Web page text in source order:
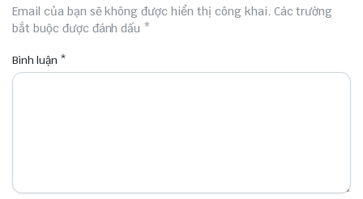
Email của bạn sẽ không được hiển thị công khai. Các trường
bắt buộc được đánh dấu *
Bình luận *